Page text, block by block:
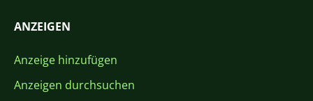
ANZEIGEN
Anzeige hinzufügen
Anzeigen durchsuchen